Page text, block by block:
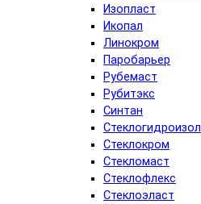
Изопласт
Икопал
Линокром
Паробарьер
Рубемаст
Рубитэкс
Синтан
Стеклогидроизол
Стеклокром
Стекломаст
Стеклофлекс
Стеклоэласт